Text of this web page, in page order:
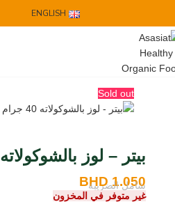
ENGLISH
Sold out
بيتر – لوز بالشوكولاته 40 جرام
1.050
BHD
شامل الضريبة
غير متوفر في المخزون